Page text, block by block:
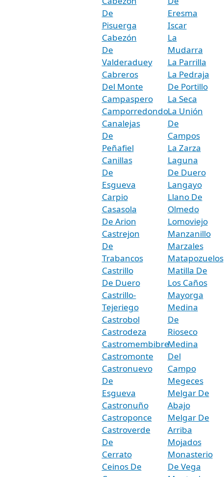
De
Pisuerga
Cabezón
De
Valderaduey
Cabreros
Del Monte
Campaspero
Camporredondo
Canalejas
De
Peñafiel
Canillas
De
Esgueva
Carpio
Casasola
De Arion
Castrejon
De
Trabancos
Castrillo
De Duero
Castrillo-
Tejeriego
Castrobol
Castrodeza
Castromembibre
Castromonte
Castronuevo
De
Esgueva
Castronuño
Castroponce
Castroverde
De
Cerrato
Ceinos De
Eresma
Iscar
La
Mudarra
La Parrilla
La Pedraja
De Portillo
La Seca
La Unión
De
Campos
La Zarza
Laguna
De Duero
Langayo
Llano De
Olmedo
Lomoviejo
Manzanillo
Marzales
Matapozuelos
Matilla De
Los Caños
Mayorga
Medina
De
Rioseco
Medina
Del
Campo
Megeces
Melgar De
Abajo
Melgar De
Arriba
Mojados
Monasterio
De Vega